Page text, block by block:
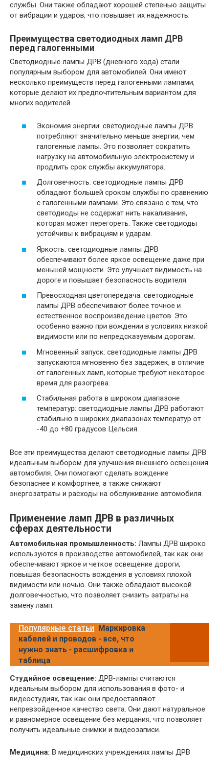
службы. Они также обладают хорошей степенью защиты
от вибрации и ударов, что повышает их надежность.
Преимущества светодиодных ламп ДРВ
перед галогенными
Светодиодные лампы ДРВ (дневного хода) стали
популярным выбором для автомобилей. Они имеют
несколько преимуществ перед галогенными лампами,
которые делают их предпочтительным вариантом для
многих водителей.
Экономия энергии: светодиодные лампы ДРВ
потребляют значительно меньше энергии, чем
галогенные лампы. Это позволяет сократить
нагрузку на автомобильную электросистему и
продлить срок службы аккумулятора.
Долговечность: светодиодные лампы ДРВ
обладают большей сроком службы по сравнению
с галогенными лампами. Это связано с тем, что
светодиоды не содержат нить накаливания,
которая может перегореть. Также светодиоды
устойчивы к вибрациям и ударам.
Яркость: светодиодные лампы ДРВ
обеспечивают более яркое освещение даже при
меньшей мощности. Это улучшает видимость на
дороге и повышает безопасность водителя.
Превосходная цветопередача: светодиодные
лампы ДРВ обеспечивают более точное и
естественное воспроизведение цветов. Это
особенно важно при вождении в условиях низкой
видимости или по непредсказуемым дорогам.
Мгновенный запуск: светодиодные лампы ДРВ
запускаются мгновенно без задержек, в отличие
от галогенных ламп, которые требуют некоторое
время для разогрева.
Стабильная работа в широком диапазоне
температур: светодиодные лампы ДРВ работают
стабильно в широких диапазонах температур от
-40 до +80 градусов Цельсия.
Все эти преимущества делают светодиодные лампы ДРВ
идеальным выбором для улучшения внешнего освещения
автомобиля. Они помогают сделать вождение
безопаснее и комфортнее, а также снижают
энергозатраты и расходы на обслуживание автомобиля.
Применение ламп ДРВ в различных
сферах деятельности
Автомобильная промышленность: Лампы ДРВ широко
используются в производстве автомобилей, так как они
обеспечивают яркое и четкое освещение дороги,
повышая безопасность вождения в условиях плохой
видимости или ночью. Они также обладают высокой
долговечностью, что позволяет снизить затраты на
замену ламп.
Популярные статьи Маркировка
кабелей и проводов - все, что
нужно знать - расшифровка и
таблица
Студийное освещение: ДРВ-лампы считаются
идеальным выбором для использования в фото- и
видеостудиях, так как они предоставляют
непревзойденное качество света. Они дают натуральное
и равномерное освещение без мерцания, что позволяет
получить идеальные снимки и видеозаписи.
Медицина: В медицинских учреждениях лампы ДРВ